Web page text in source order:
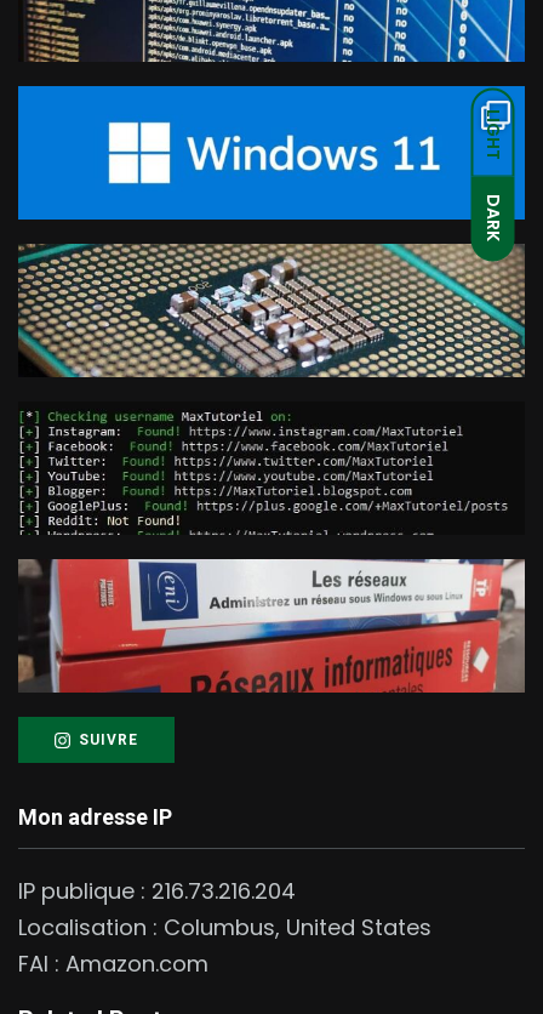
LIGHT
DARK
SUIVRE
Mon adresse IP
IP publique : 216.73.216.204
Localisation : Columbus, United States
FAI : Amazon.com